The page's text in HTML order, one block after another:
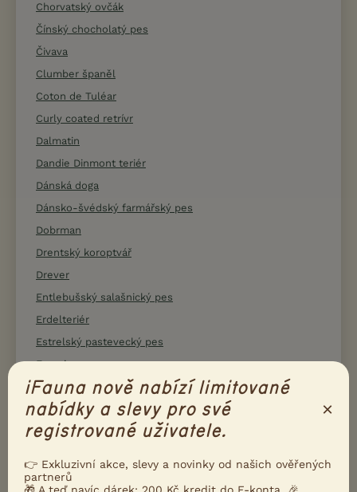
Chorvatský ovčák
Čínský chocholatý pes
Čivava
Clumber španěl
Coton de Tuléar
Curly coated retrívr
Dalmatin
Dandie Dinmont teriér
Dánská doga
Dánsko-švédský farmářský pes
Dobrman
Drentský koroptvář
Drever
Entlebušský salašnický pes
Erdelteriér
Estrelský pastevecký pes
Eurasier
Evropský saňový pes
Faraonský chrt
Field španěl
Flanderský bouvier
iFauna nově nabízí limitované
nabídky a slevy pro své
registrované uživatele.
×
👉 Exkluzivní akce, slevy a novinky od našich ověřených
partnerů